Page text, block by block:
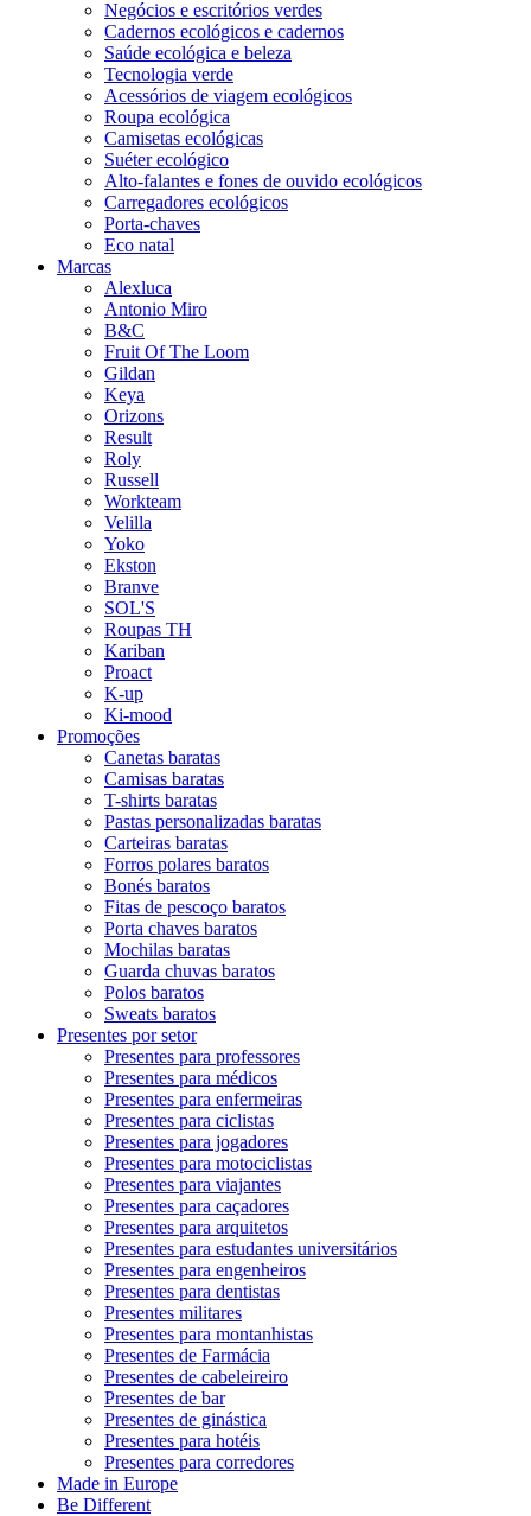
Negócios e escritórios verdes
Cadernos ecológicos e cadernos
Saúde ecológica e beleza
Tecnologia verde
Acessórios de viagem ecológicos
Roupa ecológica
Camisetas ecológicas
Suéter ecológico
Alto-falantes e fones de ouvido ecológicos
Carregadores ecológicos
Porta-chaves
Eco natal
Marcas
Alexluca
Antonio Miro
B&C
Fruit Of The Loom
Gildan
Keya
Orizons
Result
Roly
Russell
Workteam
Velilla
Yoko
Ekston
Branve
SOL'S
Roupas TH
Kariban
Proact
K-up
Ki-mood
Promoções
Canetas baratas
Camisas baratas
T-shirts baratas
Pastas personalizadas baratas
Carteiras baratas
Forros polares baratos
Bonés baratos
Fitas de pescoço baratos
Porta chaves baratos
Mochilas baratas
Guarda chuvas baratos
Polos baratos
Sweats baratos
Presentes por setor
Presentes para professores
Presentes para médicos
Presentes para enfermeiras
Presentes para ciclistas
Presentes para jogadores
Presentes para motociclistas
Presentes para viajantes
Presentes para caçadores
Presentes para arquitetos
Presentes para estudantes universitários
Presentes para engenheiros
Presentes para dentistas
Presentes militares
Presentes para montanhistas
Presentes de Farmácia
Presentes de cabeleireiro
Presentes de bar
Presentes de ginástica
Presentes para hotéis
Presentes para corredores
Made in Europe
Be Different